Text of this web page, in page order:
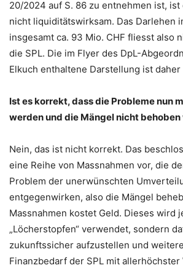
20/2024 auf S. 86 zu entnehmen ist, ist
nicht liquiditätswirksam. Das Darlehen
insgesamt ca. 93 Mio. CHF fliesst also
die SPL. Die im Flyer des DpL-
Elkuch enthaltene Darstellung ist daher
Ist es korrekt, dass die Probleme nun
werden und die Mängel nicht behoben
Nein, das ist nicht korrekt. Das
eine Reihe von Massnahmen vor, die
Problem der unerwünschten
entgegenwirken, also die Mängel
Massnahmen kostet Geld. Dieses wird
„Löcherstopfen“ verwendet, sondern
zukunftssicher aufzustellen und
Finanzbedarf der SPL mit